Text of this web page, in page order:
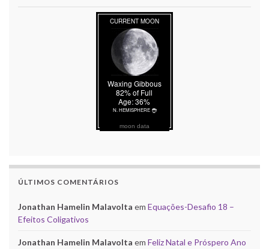
moon data
ÚLTIMOS COMENTÁRIOS
Jonathan Hamelin Malavolta em Equações-Desafio 18 –
Efeitos Coligativos
Jonathan Hamelin Malavolta em Feliz Natal e Próspero Ano